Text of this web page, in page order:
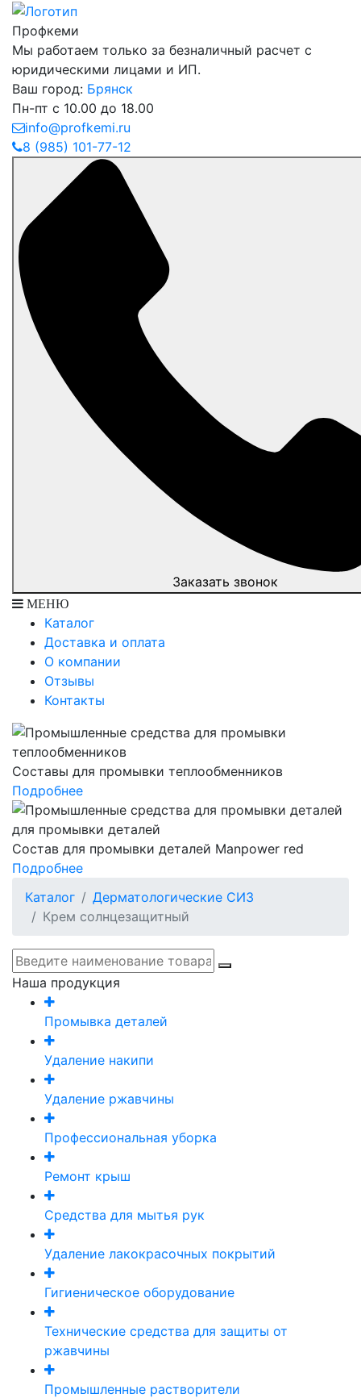
Профкеми
Мы работаем только за безналичный расчет с
юридическими лицами и ИП.
Ваш город: Брянск
Пн-пт с 10.00 до 18.00
info@profkemi.ru
8 (985) 101-77-12
Заказать звонок
МЕНЮ
Каталог
Доставка и оплата
О компании
Отзывы
Контакты
Составы для промывки теплообменников
Подробнее
Состав для промывки деталей Manpower red
Подробнее
Каталог
Дерматологические СИЗ
Крем солнцезащитный
Наша продукция
Промывка деталей
Удаление накипи
Удаление ржавчины
Профессиональная уборка
Ремонт крыш
Средства для мытья рук
Удаление лакокрасочных покрытий
Гигиеническое оборудование
Технические средства для защиты от
ржавчины
Промышленные растворители